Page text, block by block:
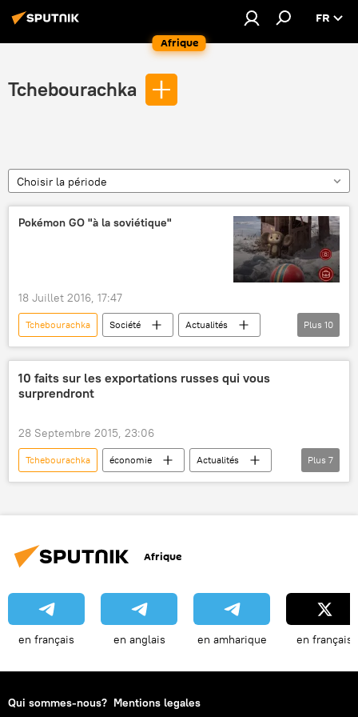
Afrique
FR
Tchebourachka
Choisir la période
Pokémon GO "à la soviétique"
18 Juillet 2016, 17:47
Tchebourachka Société
Actualités
International
URSS
Russie
VKontakte
Pokemon Go
2D Among Us
Plus 10
10 faits sur les exportations russes qui vous
surprendront
28 Septembre 2015, 23:06
Tchebourachka économie
Actualités
Russie
exportations
char
Plus 7
Afrique
en français en anglais en amharique en français
Qui sommes-nous? Mentions legales